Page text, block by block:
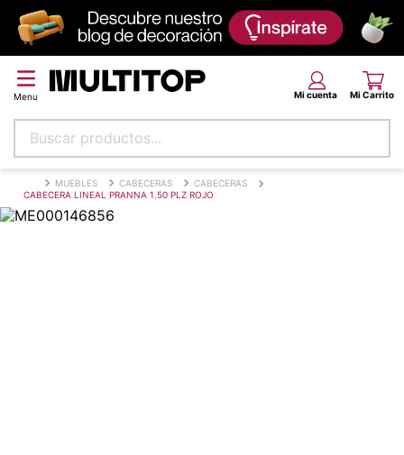
Buscar productos...
MUEBLES CABECERAS
CABECERAS
CABECERA LINEAL PRANNA 1.50 PLZ ROJO
Términos más buscados
papel tapiz